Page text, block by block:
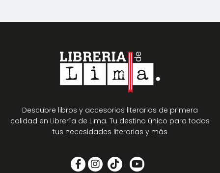
Descubre libros y accesorios literarios de primera
calidad en Librería de Lima. Tu destino único para todas
tus necesidades literarias y más